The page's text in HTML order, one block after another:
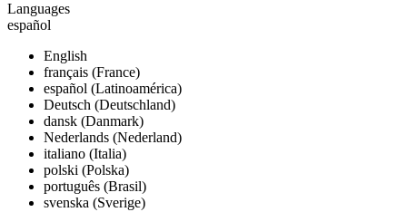
Languages
español
English
français (France)
español (Latinoamérica)
Deutsch (Deutschland)
dansk (Danmark)
Nederlands (Nederland)
italiano (Italia)
polski (Polska)
português (Brasil)
svenska (Sverige)